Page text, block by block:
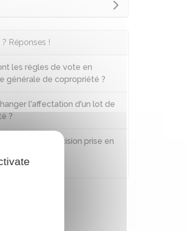
Réponses !
les règles de vote en
générale de copropriété ?
l'affectation d'un lot de
?
une décision prise en
?